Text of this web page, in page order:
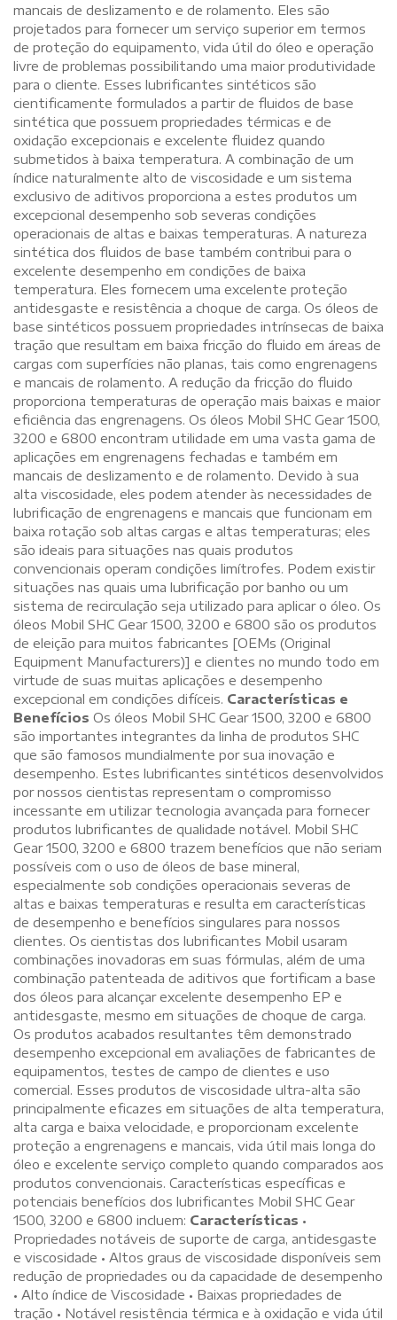
mancais de deslizamento e de rolamento. Eles são
projetados para fornecer um serviço superior em termos
de proteção do equipamento, vida útil do óleo e operação
livre de problemas possibilitando uma maior produtividade
para o cliente. Esses lubrificantes sintéticos são
cientificamente formulados a partir de fluidos de base
sintética que possuem propriedades térmicas e de
oxidação excepcionais e excelente fluidez quando
submetidos à baixa temperatura. A combinação de um
índice naturalmente alto de viscosidade e um sistema
exclusivo de aditivos proporciona a estes produtos um
excepcional desempenho sob severas condições
operacionais de altas e baixas temperaturas. A natureza
sintética dos fluidos de base também contribui para o
excelente desempenho em condições de baixa
temperatura. Eles fornecem uma excelente proteção
antidesgaste e resistência a choque de carga. Os óleos de
base sintéticos possuem propriedades intrínsecas de baixa
tração que resultam em baixa fricção do fluido em áreas de
cargas com superfícies não planas, tais como engrenagens
e mancais de rolamento. A redução da fricção do fluido
proporciona temperaturas de operação mais baixas e maior
eficiência das engrenagens. Os óleos Mobil SHC Gear 1500,
3200 e 6800 encontram utilidade em uma vasta gama de
aplicações em engrenagens fechadas e também em
mancais de deslizamento e de rolamento. Devido à sua
alta viscosidade, eles podem atender às necessidades de
lubrificação de engrenagens e mancais que funcionam em
baixa rotação sob altas cargas e altas temperaturas; eles
são ideais para situações nas quais produtos
convencionais operam condições limítrofes. Podem existir
situações nas quais uma lubrificação por banho ou um
sistema de recirculação seja utilizado para aplicar o óleo. Os
óleos Mobil SHC Gear 1500, 3200 e 6800 são os produtos
de eleição para muitos fabricantes [OEMs (Original
Equipment Manufacturers)] e clientes no mundo todo em
virtude de suas muitas aplicações e desempenho
excepcional em condições difíceis. Características e
Benefícios Os óleos Mobil SHC Gear 1500, 3200 e 6800
são importantes integrantes da linha de produtos SHC
que são famosos mundialmente por sua inovação e
desempenho. Estes lubrificantes sintéticos desenvolvidos
por nossos cientistas representam o compromisso
incessante em utilizar tecnologia avançada para fornecer
produtos lubrificantes de qualidade notável. Mobil SHC
Gear 1500, 3200 e 6800 trazem benefícios que não seriam
possíveis com o uso de óleos de base mineral,
especialmente sob condições operacionais severas de
altas e baixas temperaturas e resulta em características
de desempenho e benefícios singulares para nossos
clientes. Os cientistas dos lubrificantes Mobil usaram
combinações inovadoras em suas fórmulas, além de uma
combinação patenteada de aditivos que fortificam a base
dos óleos para alcançar excelente desempenho EP e
antidesgaste, mesmo em situações de choque de carga.
Os produtos acabados resultantes têm demonstrado
desempenho excepcional em avaliações de fabricantes de
equipamentos, testes de campo de clientes e uso
comercial. Esses produtos de viscosidade ultra-alta são
principalmente eficazes em situações de alta temperatura,
alta carga e baixa velocidade, e proporcionam excelente
proteção a engrenagens e mancais, vida útil mais longa do
óleo e excelente serviço completo quando comparados aos
produtos convencionais. Características específicas e
potenciais benefícios dos lubrificantes Mobil SHC Gear
1500, 3200 e 6800 incluem: Características •
Propriedades notáveis de suporte de carga, antidesgaste
e viscosidade • Altos graus de viscosidade disponíveis sem
redução de propriedades ou da capacidade de desempenho
• Alto índice de Viscosidade • Baixas propriedades de
tração • Notável resistência térmica e à oxidação e vida útil